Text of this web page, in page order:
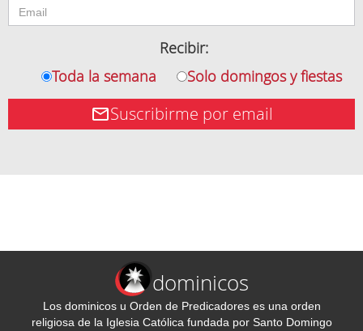
Recibir:
Toda la semana
Solo domingos y fiestas
Suscribirme por email
dominicos
Los dominicos u Orden de Predicadores es una orden
religiosa de la Iglesia Católica fundada por Santo Domingo